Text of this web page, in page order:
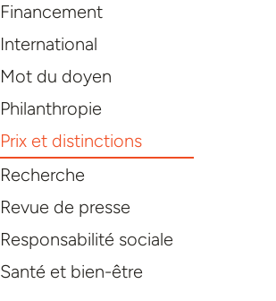
Financement
International
Mot du doyen
Philanthropie
Prix et distinctions
Recherche
Revue de presse
Responsabilité sociale
Santé et bien-être